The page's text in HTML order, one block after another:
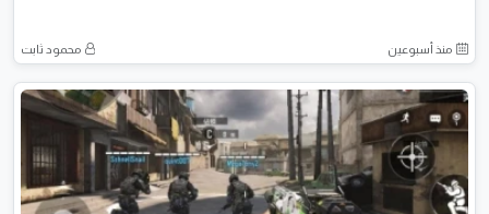
منذ أسبوعين محمود ثابت